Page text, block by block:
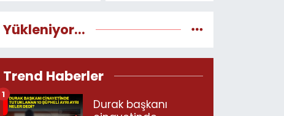
Yükleniyor...
Trend Haberler
Durak başkanı
1